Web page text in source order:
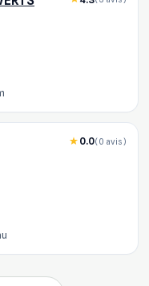
0.0(0 avis)